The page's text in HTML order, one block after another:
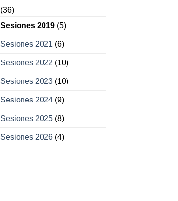
(36)
Sesiones 2019(5)
Sesiones 2021 (6)
Sesiones 2022 (10)
Sesiones 2023(10)
Sesiones 2024(9)
Sesiones 2025(8)
Sesiones 2026(4)